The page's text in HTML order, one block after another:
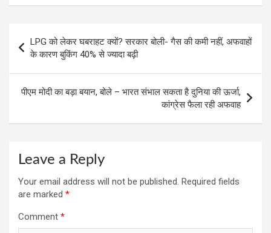
ce
b
o
o
k
at
s
A
p
p
e
a
m
tt
er
er
es
t
ail ar
e
navigation
LPG को लेकर घबराहट क्यों? सरकार बोली- गैस की कमी नहीं, अफवाहों
के कारण बुकिंग 40% से ज्यादा बढ़ी
पीएम मोदी का बड़ा बयान, बोले – भारत संभाल सकता है दुनिया की ऊर्जा,
कांग्रेस फैला रही अफवाह
Leave a Reply
Your email address will not be published. Required fields
are marked *
Comment *